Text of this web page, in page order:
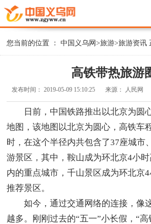
您当前的位置 ：中国义乌网>旅游>旅游资讯
高铁带热旅游
发布时间：2019-05-09 15:10:25 来源： 人民网
日前，中国铁路推出以北京为圆
地图，该地图以北京为圆心，高铁车
时，在这个半径内共包含了37座城市
游景区，其中，鞍山成为环北京4小
内的重点城市，千山景区成为环北京
推荐景区。
如今，通过交通网络的连接，像
越多。刚刚过去的“五一”小长假，“